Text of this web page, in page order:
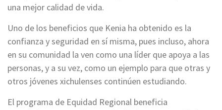
una mejor calidad de vida.
Uno de los beneficios que Kenia ha obtenido es la
confianza y seguridad en sí misma, pues incluso, ahora
en su comunidad la ven como una líder que apoya a las
personas, y a su vez, como un ejemplo para que otras y
otros jóvenes xichulenses continúen estudiando.
El programa de Equidad Regional beneficia